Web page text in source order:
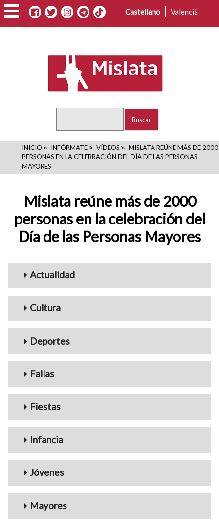
Pasar
al
contenido
Castellano Valencià
RUTA
DE
INICIO INFÓRMATE VÍDEOS
MISLATA REÚNE MÁS DE 2000
PERSONAS EN LA CELEBRACIÓN DEL DÍA DE LAS PERSONAS
MAYORES
Mislata reúne más de 2000
personas en la celebración del
Día de las Personas Mayores
Menu_Videos
Actualidad
Cultura
Deportes
Fallas
Fiestas
Infancia
Jóvenes
Mayores